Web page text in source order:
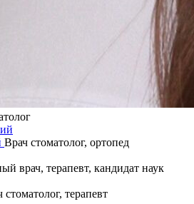
Врач стоматолог, ортопед
врач, терапевт, кандидат наук
стоматолог, терапевт